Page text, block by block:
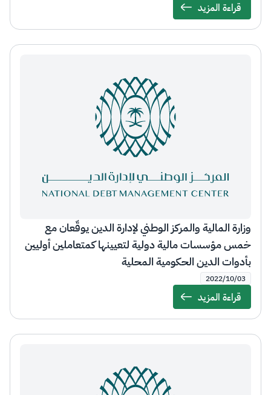
قراءة المزيد
Details
وزارة المالية والمركز الوطني لإدارة الدين يوقّعان مع
خمس مؤسسات مالية دولية لتعيينها كمتعاملين أوليين
بأدوات الدين الحكومية المحلية
2022/10/03
قراءة المزيد
Details